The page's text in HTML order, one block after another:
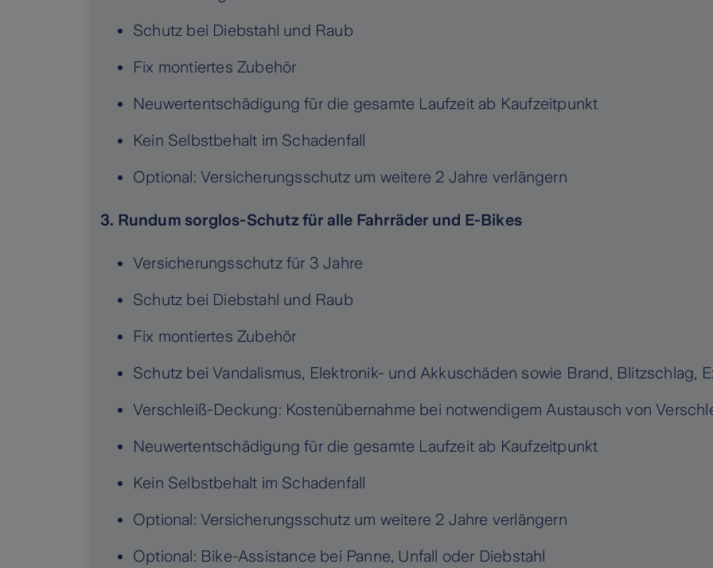
Schutz bei Diebstahl und Raub
Fix montiertes Zubehör
Neuwertentschädigung für die gesamte Laufzeit ab Kaufzeitpunkt
Kein Selbstbehalt im Schadenfall
Optional: Versicherungsschutz um weitere 2 Jahre verlängern
3. Rundum sorglos-Schutz für alle Fahrräder und E-Bikes
Versicherungsschutz für 3 Jahre
Schutz bei Diebstahl und Raub
Fix montiertes Zubehör
Schutz bei Vandalismus, Elektronik- und Akkuschäden sowie Brand, Blitzschlag,
Verschleiß-Deckung: Kostenübernahme bei notwendigem Austausch von
Neuwertentschädigung für die gesamte Laufzeit ab Kaufzeitpunkt
Kein Selbstbehalt im Schadenfall
Optional: Versicherungsschutz um weitere 2 Jahre verlängern
Optional: Bike-Assistance bei Panne, Unfall oder Diebstahl